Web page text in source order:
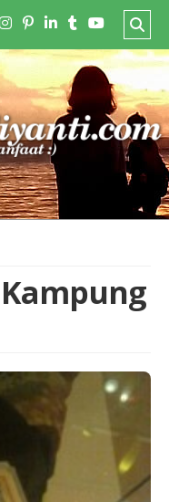
Kampung